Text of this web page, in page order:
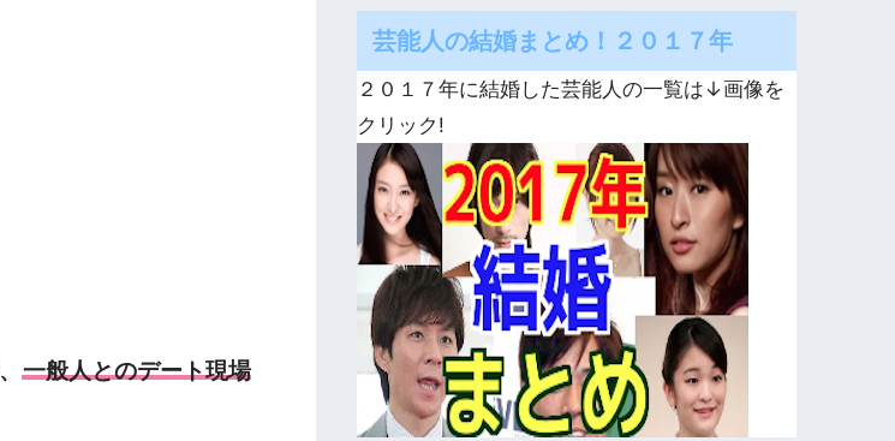
、 一般人とのデート現場
芸能人の結婚まとめ！２０１７年
２０１７年に結婚した芸能人の一覧は↓画像を
クリック!